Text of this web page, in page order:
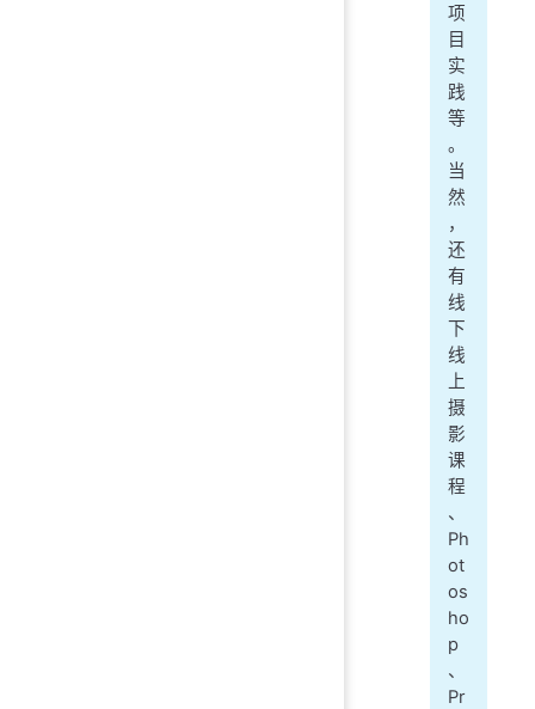
项
目
实
践
等
。
当
然
，
还
有
线
下
线
上
摄
影
课
程
、
Ph
ot
os
ho
p
、
Pr